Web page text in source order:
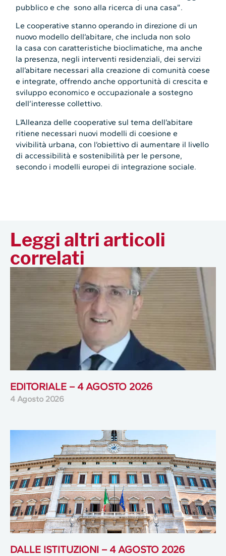
pubblico e che sono alla ricerca di una casa”.
Le cooperative stanno operando in direzione di un
nuovo modello dell’abitare, che includa non solo
la casa con caratteristiche bioclimatiche, ma anche
la presenza, negli interventi residenziali, dei servizi
all’abitare necessari alla creazione di comunità coese
e integrate, offrendo anche opportunità di crescita e
sviluppo economico e occupazionale a sostegno
dell’interesse collettivo.
L’Alleanza delle cooperative sul tema dell’abitare
ritiene necessari nuovi modelli di coesione e
vivibilità urbana, con l’obiettivo di aumentare il livello
di accessibilità e sostenibilità per le persone,
secondo i modelli europei di integrazione sociale.
Leggi altri articoli
correlati
EDITORIALE – 4 AGOSTO 2026
4 Agosto 2026
DALLE ISTITUZIONI – 4 AGOSTO 2026